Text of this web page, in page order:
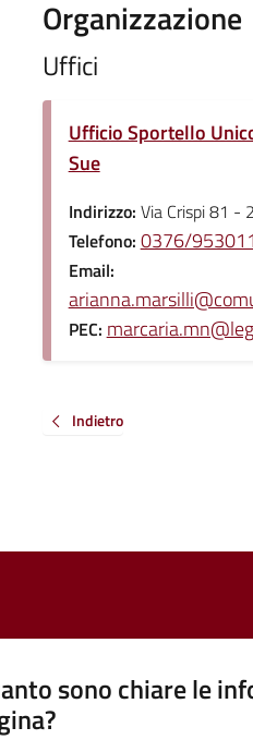
Organizzazione
Uffici
Ufficio Sportello
Sue
Indirizzo: Via Crispi 81 -
Telefono: 0376/953011
Email:
PEC:
Indietro
sono chiare le